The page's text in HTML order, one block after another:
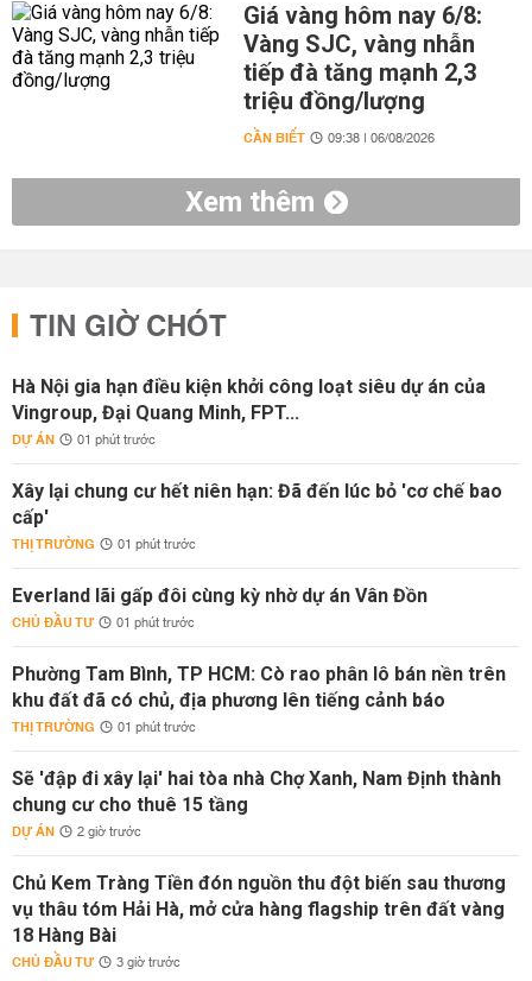
Giá vàng hôm nay 6/8:
Vàng SJC, vàng nhẫn
tiếp đà tăng mạnh 2,3
triệu đồng/lượng
CẦN BIẾT 09:38 | 06/08/2026
Xem thêm
TIN GIỜ CHÓT
Hà Nội gia hạn điều kiện khởi công loạt siêu dự án của
Vingroup, Đại Quang Minh, FPT...
DỰ ÁN 01 phút trước
Xây lại chung cư hết niên hạn: Đã đến lúc bỏ 'cơ chế bao
cấp'
THỊ TRƯỜNG 01 phút trước
Everland lãi gấp đôi cùng kỳ nhờ dự án Vân Đồn
CHỦ ĐẦU TƯ 01 phút trước
Phường Tam Bình, TP HCM: Cò rao phân lô bán nền trên
khu đất đã có chủ, địa phương lên tiếng cảnh báo
THỊ TRƯỜNG 01 phút trước
Sẽ 'đập đi xây lại' hai tòa nhà Chợ Xanh, Nam Định thành
chung cư cho thuê 15 tầng
DỰ ÁN 2 giờ trước
Chủ Kem Tràng Tiền đón nguồn thu đột biến sau thương
vụ thâu tóm Hải Hà, mở cửa hàng flagship trên đất vàng
18 Hàng Bài
CHỦ ĐẦU TƯ 3 giờ trước